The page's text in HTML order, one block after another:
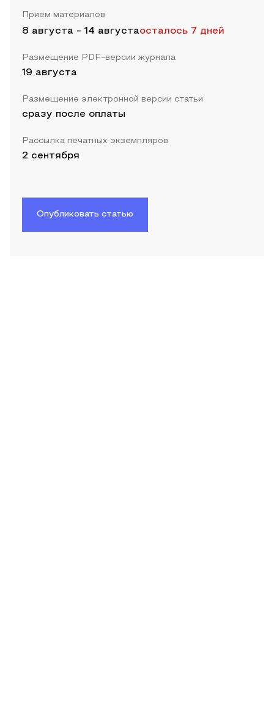
Прием материалов
8 августа - 14 августаосталось 7 дней
Размещение PDF-версии журнала
19 августа
Размещение электронной версии статьи
сразу после оплаты
Рассылка печатных экземпляров
2 сентября
Опубликовать статью